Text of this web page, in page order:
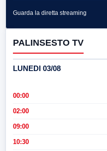
Guarda la diretta streaming
PALINSESTO TV
LUNEDI 03/08
00:00
02:00
09:00
10:30